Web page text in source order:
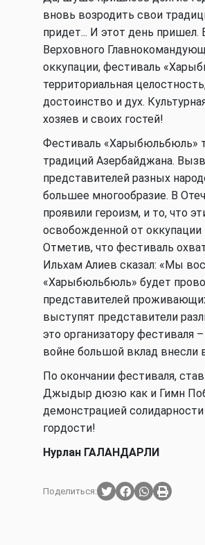
вновь возродить свои
придет... И этот день
Верховного
оккупации, фестиваль
территориальная
достоинство и дух.
хозяев и своих гостей!
Фестиваль «Харыбюльбюль»
традиций Азербайджана.
представителей разных
большее многообразие. В
проявили героизм, и то, что
освобожденной от
Отметив, что фестиваль
Ильхам Алиев сказал: «Мы
«Харыбюльбюль» будет
представителей
выступят представители
это организатору фестиваля
войне большой вклад
По окончании фестиваля,
Джыдыр дюзю как и Гимн
демонстрацией
гордости!
Нурлан ГАЛАНДАРЛИ
Поделиться: